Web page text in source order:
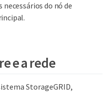
necessários do nó de
e a rede
StorageGRID,